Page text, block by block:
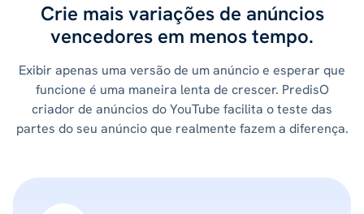
Crie mais variações de anúncios
vencedores em menos tempo.
Exibir apenas uma versão de um anúncio e esperar que
funcione é uma maneira lenta de crescer. PredisO
criador de anúncios do YouTube facilita o teste das
partes do seu anúncio que realmente fazem a diferença.